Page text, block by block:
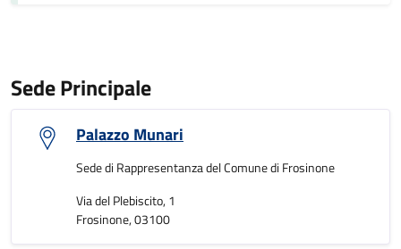
Sede Principale
Palazzo Munari
Sede di Rappresentanza del Comune di Frosinone
Via del Plebiscito, 1
Frosinone, 03100